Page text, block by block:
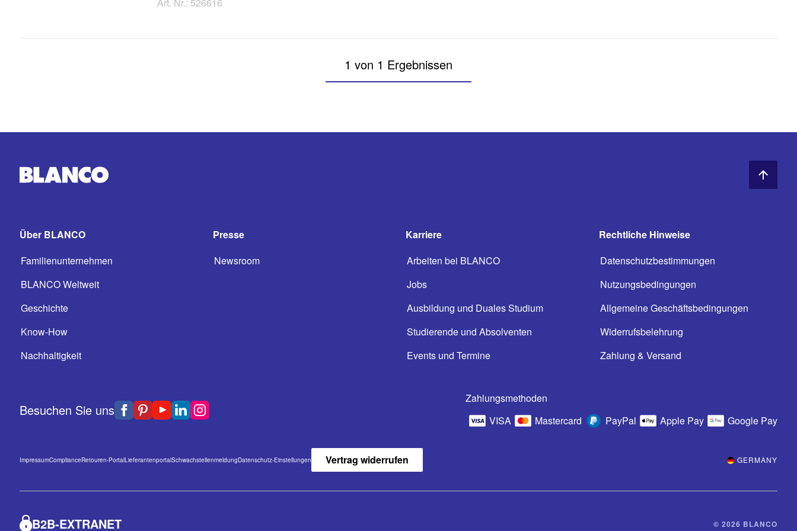
1 von 1 Ergebnissen
Über BLANCO
Familienunternehmen
BLANCO Weltweit
Geschichte
Know-How
Nachhaltigkeit
Presse
Newsroom
Karriere
Arbeiten bei BLANCO
Jobs
Ausbildung und Duales Studium
Studierende und Absolventen
Events und Termine
Rechtliche Hinweise
Datenschutzbestimmungen
Nutzungsbedingungen
Allgemeine Geschäftsbedingungen
Widerrufsbelehrung
Zahlung & Versand
Besuchen Sie uns
Zahlungsmethoden
VISA
Mastercard PayPal Apple Pay Google Pay
ImpressumComplianceRetouren-PortalLieferantenportalSchwachstellenmeldungDatenschutz-Einstellungen Vertrag widerrufen GERMANY
B2B-EXTRANET © 2026 BLANCO